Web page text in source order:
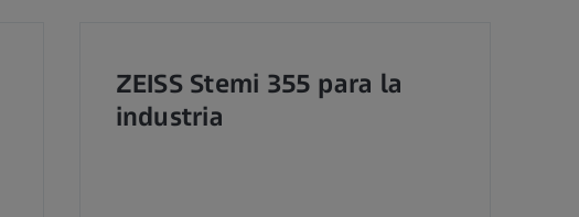
ZEISS Stemi 355 para la
industria